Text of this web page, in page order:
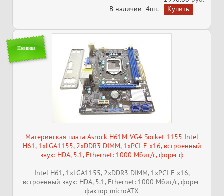
В наличии 4шт.
Новинка
Материнская плата Asrock H61M-VG4 Socket 1155 Intel
H61, 1xLGA1155, 2xDDR3 DIMM, 1xPCI-E x16, встроенный
звук: HDA, 5.1, Ethernet: 1000 Мбит/с, форм-ф
Intel H61, 1xLGA1155, 2xDDR3 DIMM, 1xPCI-E x16,
встроенный звук: HDA, 5.1, Ethernet: 1000 Мбит/с, форм-
фактор microATX